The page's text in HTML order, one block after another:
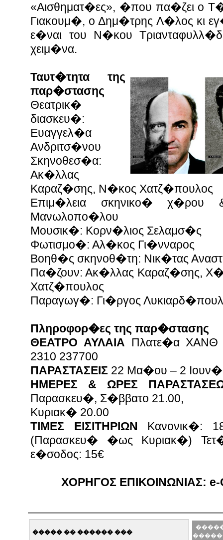
«Αισθηματ�ες», �που πα�ζει ο
Γιακουμ�, ο Δημ�τρης Λ�λος κι
ε�ναι του Ν�κου
χειμ�να.
Ταυτ�τητα της
παρ�στασης
Θεατρικ�
διασκευ�:
Ευαγγελ�α
Ανδριτσ�νου
Σκηνοθεσ�α:
Ακ�λλας
Καραζ�σης, Ν�κος Χατζ�πουλος
Eπιμ�λεια σκηνικο� χ�ρου
Μανωλοπο�λου
Μουσικ�: Κορν�λιος Σελαμσ�ς
Φωτισμο�: Αλ�κος Γι�νναρος
Βοηθ�ς σκηνοθ�τη: Νικ�τας
Πα�ζουν: Ακ�λλας Καραζ�σης,
Χατζ�πουλος
Παραγωγ�: Γι�ργος
Πληροφορ�ες της παρ�στασης
ΘΕΑΤΡΟ ΑΥΛΑΙΑ Πλατε�α ΧΑΝΘ
2310 237700
ΠΑΡΑΣΤΑΣΕΙΣ 22 Μα�ου – 2
ΗΜΕΡΕΣ & ΩΡΕΣ
Παρασκευ�, Σ�ββατο 21.00,
Κυριακ� 20.00
ΤΙΜΕΣ ΕΙΣΙΤΗΡΙΩΝ Κανονικ�:
(Παρασκευ� �ως Κυριακ�)
ε�σοδος: 15€
ΧΟΡΗΓΟΣ ΕΠΙΚΟΙΝΩΝΙΑΣ: e-
����� �� ������ ���